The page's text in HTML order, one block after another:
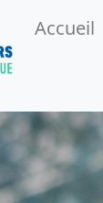
Accueil